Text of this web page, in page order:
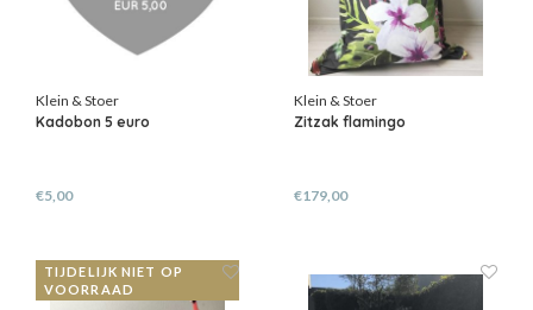
Klein & Stoer
Kadobon 5 euro
€5,00
Klein & Stoer
Zitzak flamingo
€179,00
TIJDELIJK NIET OP
VOORRAAD